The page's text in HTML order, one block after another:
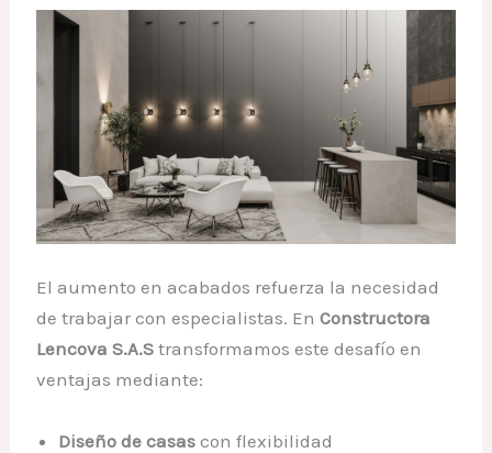
El aumento en acabados refuerza la necesidad
de trabajar con especialistas. EnConstructora
Lencova S.A.S transformamos este desafío en
ventajas mediante:
Diseño de casas con flexibilidad